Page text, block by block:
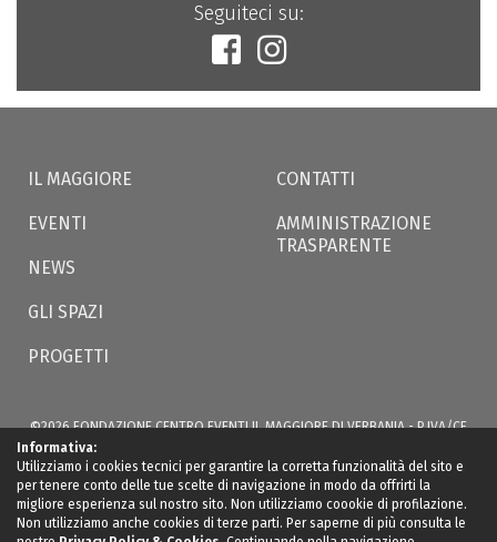
Seguiteci su:
IL MAGGIORE
EVENTI
NEWS
GLI SPAZI
PROGETTI
CONTATTI
AMMINISTRAZIONE
TRASPARENTE
©2026 FONDAZIONE CENTRO EVENTI IL MAGGIORE DI VERBANIA - P.IVA/CF
02566350035 - VIA S. BERNARDINO, 49 -
PRIVACY
Informativa:
Utilizziamo i cookies tecnici per garantire la corretta funzionalità del sito e
per tenere conto delle tue scelte di navigazione in modo da offrirti la
migliore esperienza sul nostro sito. Non utilizziamo coookie di profilazione.
Non utilizziamo anche cookies di terze parti. Per saperne di più consulta le